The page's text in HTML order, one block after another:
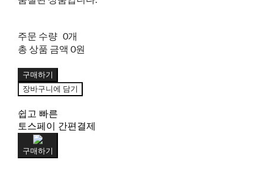
주문 수량 0개
총 상품 금액 0원
구매하기
장바구니에 담기
쉽고 빠른
토스페이 간편결제
구매하기